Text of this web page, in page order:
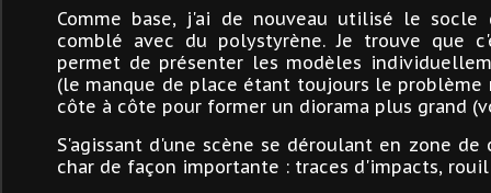
Comme base, j'ai de nouveau utilisé le socle
comblé avec du polystyrène. Je trouve que
permet de présenter les modèles
(le manque de place étant toujours le problème
côte à côte pour former un diorama plus grand
S'agissant d'une scène se déroulant en zone
char de façon importante : traces d'impacts,